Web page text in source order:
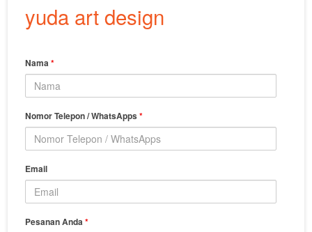
yuda art design
Nama*
Nomor Telepon / WhatsApps*
Email
Pesanan Anda*